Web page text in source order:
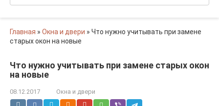
Главная » Окна и двери » Что нужно учитывать при замене
старых окон на новые
Что нужно учитывать при замене старых окон
на новые
08.12.2017 Окна и двери